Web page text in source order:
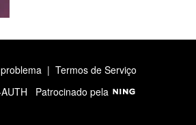
| Termos de Serviço
Patrocinado pela